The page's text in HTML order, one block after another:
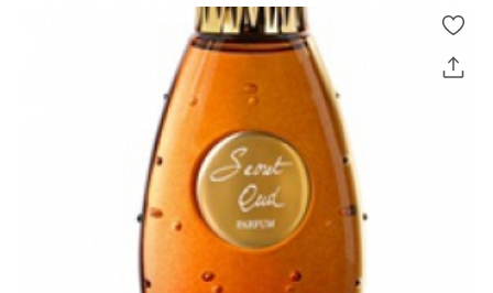
Скопировать
Telegram
WhatsApp